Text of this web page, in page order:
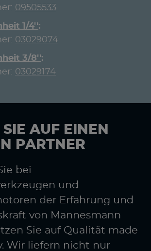
09505533
1/4''
03029074
3/8''
03029174
AUF EINEN
PARTNER
bei
und
der Erfahrung und
von Mannesmann
Sie auf Qualität made
Wir liefern nicht nur